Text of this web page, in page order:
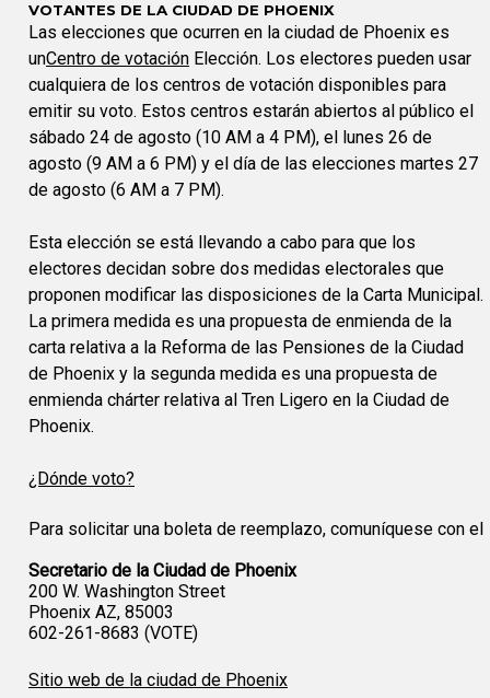
VOTANTES DE LA CIUDAD DE PHOENIX
Las elecciones que ocurren en la ciudad de Phoenix es
unCentro de votación Elección. Los electores pueden usar
cualquiera de los centros de votación disponibles para
emitir su voto. Estos centros estarán abiertos al público el
sábado 24 de agosto (10 AM a 4 PM), el lunes 26 de
agosto (9 AM a 6 PM) y el día de las elecciones martes 27
de agosto (6 AM a 7 PM).
Esta elección se está llevando a cabo para que los
electores decidan sobre dos medidas electorales que
proponen modificar las disposiciones de la Carta Municipal.
La primera medida es una propuesta de enmienda de la
carta relativa a la Reforma de las Pensiones de la Ciudad
de Phoenix y la segunda medida es una propuesta de
enmienda chárter relativa al Tren Ligero en la Ciudad de
Phoenix.
¿Dónde voto?
Para solicitar una boleta de reemplazo, comuníquese con el
Secretario de la Ciudad de Phoenix
200 W. Washington Street
Phoenix AZ, 85003
602-261-8683 (VOTE)
Sitio web de la ciudad de Phoenix